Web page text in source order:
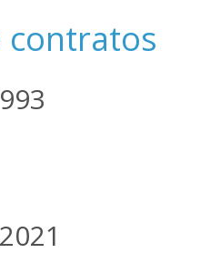
contratos